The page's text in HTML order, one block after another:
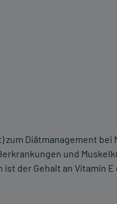
Diätmanagement bei
und
der Gehalt an Vitamin E